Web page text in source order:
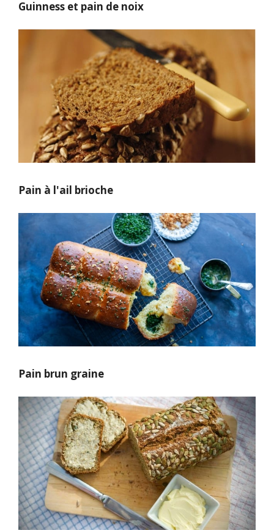
Guinness et pain de noix
Pain à l'ail brioche
Pain brun graine